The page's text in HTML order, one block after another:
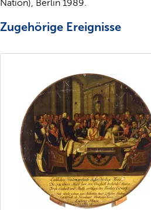
Nation), Berlin 1989.
Zugehörige Ereignisse